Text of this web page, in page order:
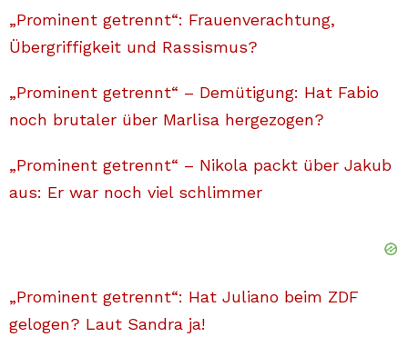
„Prominent getrennt“: Frauenverachtung,
Übergriffigkeit und Rassismus?
„Prominent getrennt“ – Demütigung: Hat Fabio
noch brutaler über Marlisa hergezogen?
„Prominent getrennt“ – Nikola packt über Jakub
aus: Er war noch viel schlimmer
„Prominent getrennt“: Hat Juliano beim ZDF
gelogen? Laut Sandra ja!